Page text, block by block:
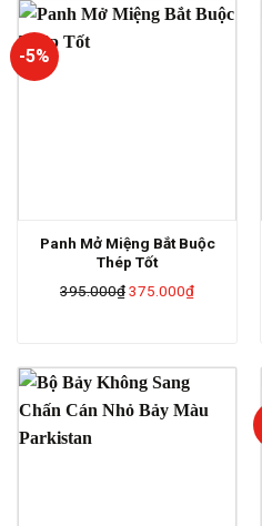
-5%
Panh Mở Miệng Bắt Buộc
Thép Tốt
395.000₫Giá
375.000₫Giá